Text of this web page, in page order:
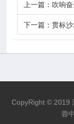
上一篇： 吹响
下一篇：贯标
CopyRight © 2019
蓉